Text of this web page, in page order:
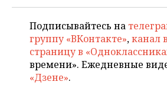
Подписывайтесь на
группу «ВКонтакте»,канал
страницу в
времени». Ежедневные
«Дзене».